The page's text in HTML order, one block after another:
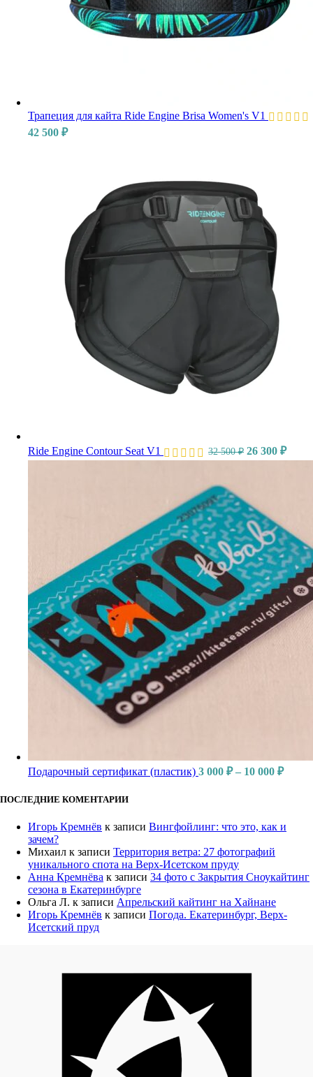
Трапеция для кайта Ride Engine Brisa Women's V1
42 500 ₽
Ride Engine Contour Seat V1 32 500₽ 26 300 ₽
Подарочный сертификат (пластик) 3 000 ₽ – 10 000 ₽
ПОСЛЕДНИЕ КОМЕНТАРИИ
Игорь Кремнёв к записи Вингфойлинг: что это, как и
зачем?
Михаил к записи Территория ветра: 27 фотографий
уникального спота на Верх-Исетском пруду
Анна Кремнёва к записи 34 фото с Закрытия Сноукайтинг
сезона в Екатеринбурге
Ольга Л. к записи Апрельский кайтинг на Хайнане
Игорь Кремнёв к записи Погода. Екатеринбург, Верх-
Исетский пруд